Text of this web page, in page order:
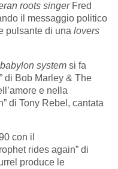
roots singerFred
il messaggio politico
pulsante di una lovers
babylon system si fa
di Bob Marley & The
e nella
di Tony Rebel, cantata
con il
rides again” di
produce le